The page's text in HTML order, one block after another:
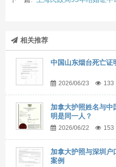
相关推荐
中国山东烟台死亡证
2026/06/23 133
加拿大护照姓名与中
明是同一人？
2026/06/22 153
加拿大护照与深圳户
案例